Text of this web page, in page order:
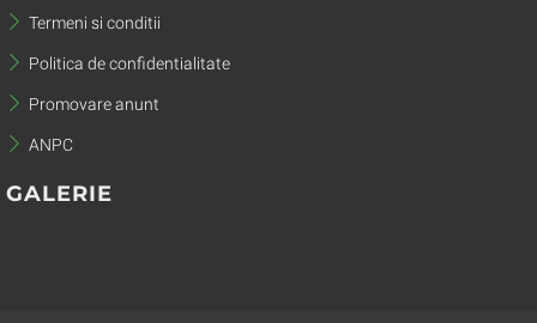
Termeni si conditii
Politica de confidentialitate
Promovare anunt
ANPC
GALERIE